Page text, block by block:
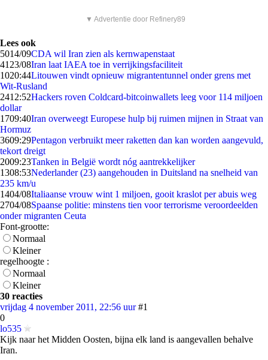
▼ Advertentie door Refinery89
Lees ook
5014/09CDA wil Iran zien als kernwapenstaat
41 23/08Iran laat IAEA toe in verrijkingsfaciliteit
1020:44Litouwen vindt opnieuw migrantentunnel onder grens met
Wit-Rusland
2412:52Hackers roven Coldcard-bitcoinwallets leeg voor 114 miljoen
dollar
1709:40Iran overweegt Europese hulp bij ruimen mijnen in Straat van
Hormuz
3609:29Pentagon verbruikt meer raketten dan kan worden aangevuld,
tekort dreigt
2009:23Tanken in België wordt nóg aantrekkelijker
1308:53Nederlander (23) aangehouden in Duitsland na snelheid van
235 km/u
1404/08Italiaanse vrouw wint 1 miljoen, gooit kraslot per abuis weg
2704/08Spaanse politie: minstens tien voor terrorisme veroordeelden
onder migranten Ceuta
Font-grootte:
Normaal
Kleiner
regelhoogte :
Normaal
Kleiner
30 reacties
vrijdag 4 november 2011, 22:56 uur #1
0
lo535
Kijk naar het Midden Oosten, bijna elk land is aangevallen behalve
Iran.